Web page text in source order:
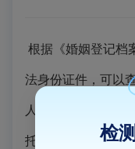
根据《婚姻登记档
法身份证件，可以
人因故不能亲自前
托他人代为办理，
检